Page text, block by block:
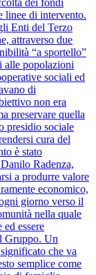
dei fondi
linee di intervento.
Enti del Terzo
attraverso due
“a sportello”
alle popolazioni
sociali ed
di
non era
preservare quella
presidio sociale
cura del
è stato
Radenza,
a produrre valore
economico,
giorno verso il
nella quale
essere
Gruppo. Un
che va
semplice come